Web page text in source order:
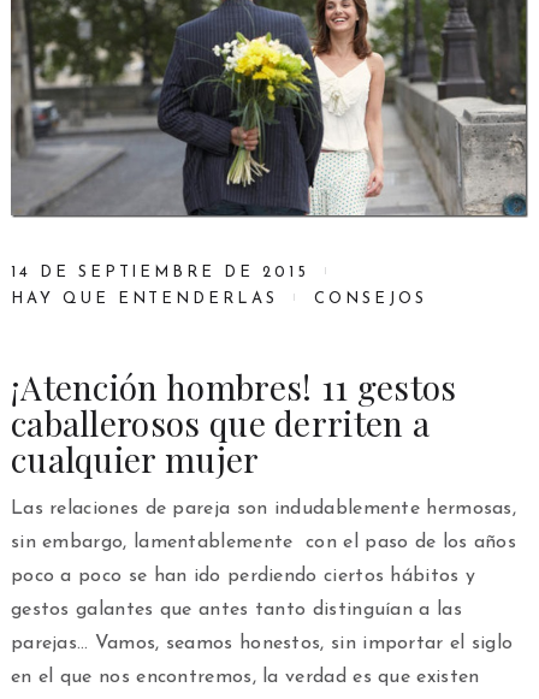
14 DE SEPTIEMBRE DE 2015
HAY QUE ENTENDERLAS
CONSEJOS
¡Atención hombres! 11 gestos
caballerosos que derriten a
cualquier mujer
Las relaciones de pareja son indudablemente hermosas,
sin embargo, lamentablemente con el paso de los años
poco a poco se han ido perdiendo ciertos hábitos y
gestos galantes que antes tanto distinguían a las
parejas… Vamos, seamos honestos, sin importar el siglo
en el que nos encontremos, la verdad es que existen